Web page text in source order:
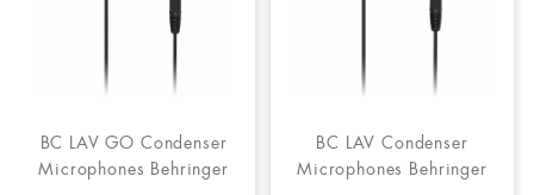
BC LAV GO Condenser
Microphones Behringer
BC LAV Condenser
Microphones Behringer